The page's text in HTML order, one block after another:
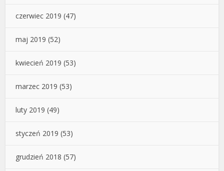
czerwiec 2019 (47)
maj 2019 (52)
kwiecień 2019 (53)
marzec 2019 (53)
luty 2019 (49)
styczeń 2019 (53)
grudzień 2018 (57)